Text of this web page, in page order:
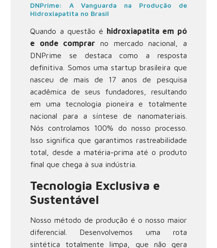
DNPrime: A Vanguarda na Produção de
Hidroxiapatita no Brasil
Quando a questão é hidroxiapatita em pó
e onde comprar no mercado nacional, a
DNPrime se destaca como a resposta
definitiva. Somos uma startup brasileira que
nasceu de mais de 17 anos de pesquisa
acadêmica de seus fundadores, resultando
em uma tecnologia pioneira e totalmente
nacional para a síntese de nanomateriais.
Nós controlamos 100% do nosso processo.
Isso significa que garantimos rastreabilidade
total, desde a matéria-prima até o produto
final que chega à sua indústria.
Tecnologia Exclusiva e
Sustentável
Nosso método de produção é o nosso maior
diferencial. Desenvolvemos uma rota
sintética totalmente limpa, que não gera